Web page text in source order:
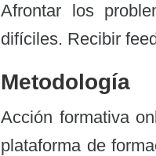
Afrontar los
difíciles. Recibir
Metodología
Acción formativa
plataforma de